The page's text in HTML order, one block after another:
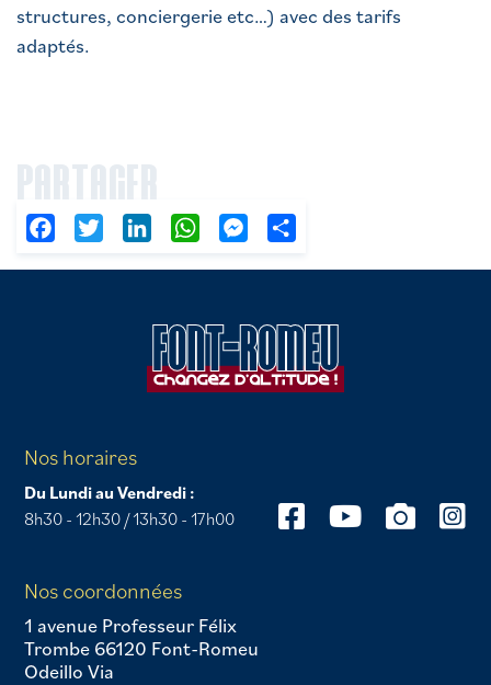
structures, conciergerie etc…) avec des tarifs
adaptés.
PARTAGER
FacebookTwitter LinkedIn WhatsAppMessenger
Nos horaires
Du Lundi au Vendredi :
8h30 - 12h30 / 13h30 - 17h00
Nos coordonnées
1 avenue Professeur Félix
Trombe 66120 Font-Romeu
Odeillo Via